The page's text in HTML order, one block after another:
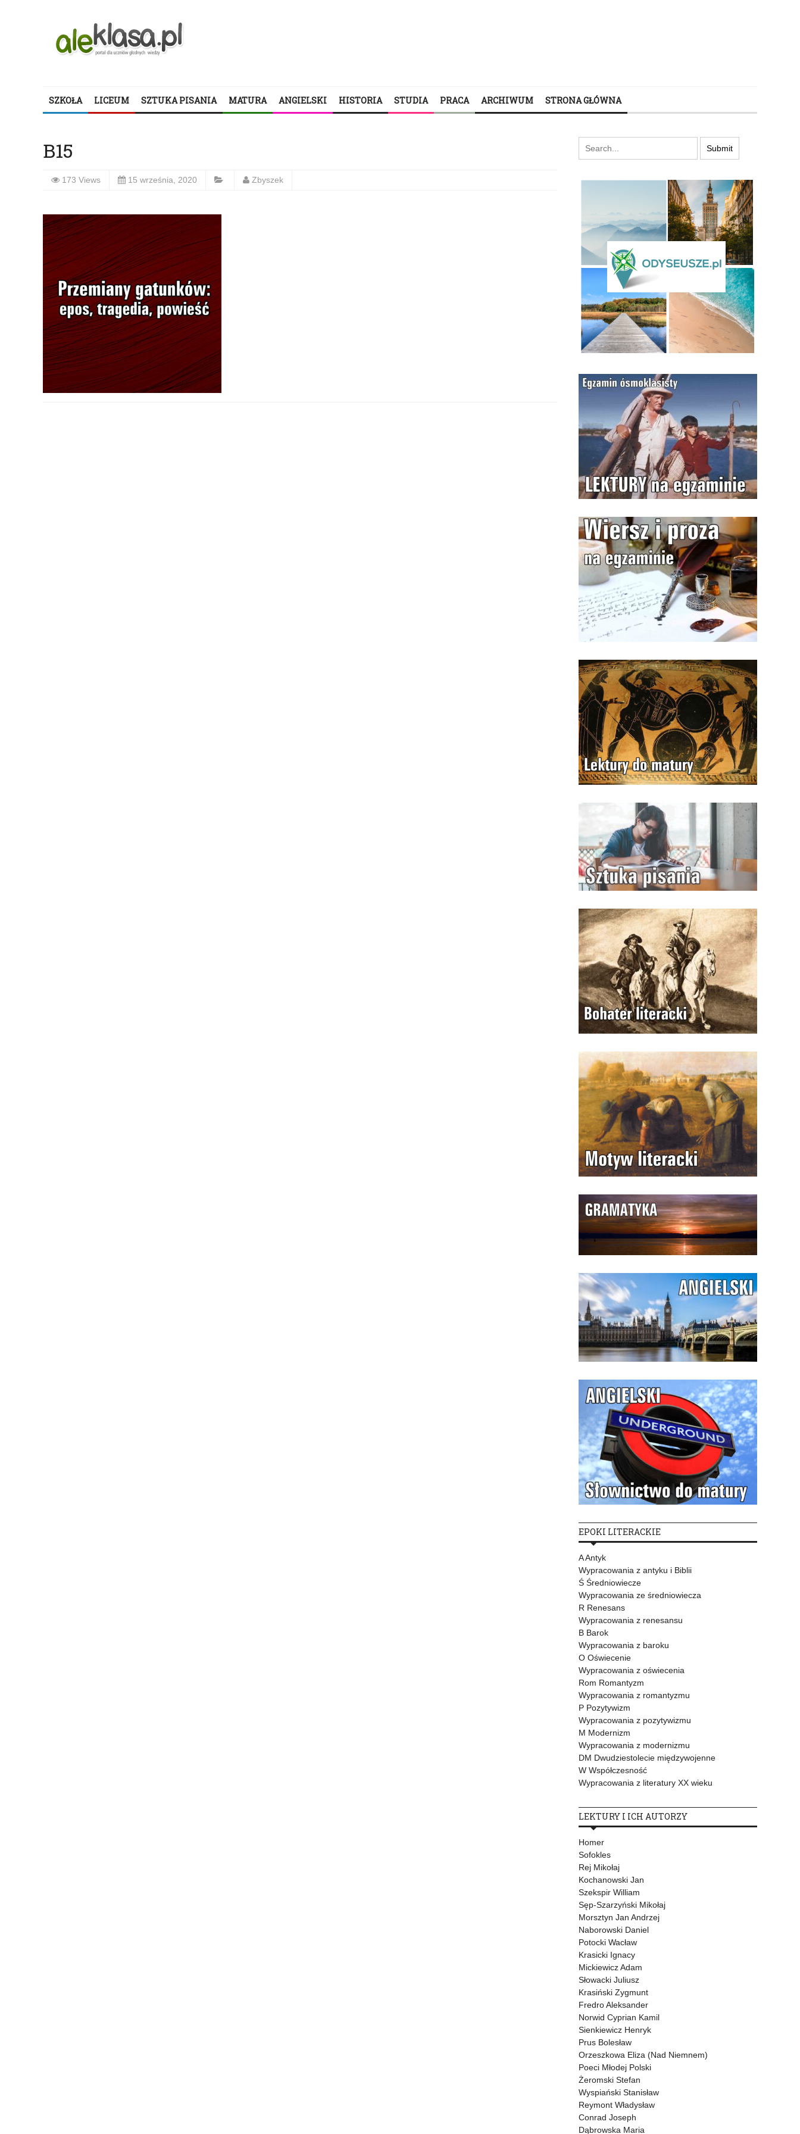
SZKOŁA LICEUM SZTUKA PISANIA MATURA ANGIELSKI HISTORIA STUDIA PRACA ARCHIWUM STRONA GŁÓWNA
B15
173 Views 15 września, 2020 Zbyszek
EPOKI LITERACKIE
A Antyk
Wypracowania z antyku i Biblii
Ś Średniowiecze
Wypracowania ze średniowiecza
R Renesans
Wypracowania z renesansu
B Barok
Wypracowania z baroku
O Oświecenie
Wypracowania z oświecenia
Rom Romantyzm
Wypracowania z romantyzmu
P Pozytywizm
Wypracowania z pozytywizmu
M Modernizm
Wypracowania z modernizmu
DM Dwudziestolecie międzywojenne
W Współczesność
Wypracowania z literatury XX wieku
LEKTURY I ICH AUTORZY
Homer
Sofokles
Rej Mikołaj
Kochanowski Jan
Szekspir William
Sęp-Szarzyński Mikołaj
Morsztyn Jan Andrzej
Naborowski Daniel
Potocki Wacław
Krasicki Ignacy
Mickiewicz Adam
Słowacki Juliusz
Krasiński Zygmunt
Fredro Aleksander
Norwid Cyprian Kamil
Sienkiewicz Henryk
Prus Bolesław
Orzeszkowa Eliza (Nad Niemnem)
Poeci Młodej Polski
Żeromski Stefan
Wyspiański Stanisław
Reymont Władysław
Conrad Joseph
Dąbrowska Maria